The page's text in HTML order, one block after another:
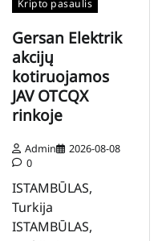
Kripto pasaulis
Gersan Elektrik
akcijų
kotiruojamos
JAV OTCQX
rinkoje
Admin
2026-08-08
0
ISTAMBŪLAS,
Turkija
ISTAMBŪLAS,